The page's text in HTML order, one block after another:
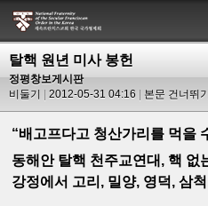
탈핵 원년 미사 봉헌
정평창보게시판
비둘기
2012-05-31 04:16 본문 건너뛰기
“배고프다고 청산가리를 먹을
동해안 탈핵 천주교연대, 핵 없
강정에서 고리, 밀양, 영덕, 삼